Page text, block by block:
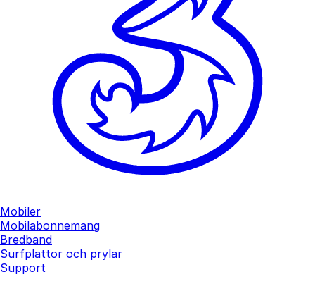
Mobiler
Mobilabonnemang
Bredband
Surfplattor och prylar
Support